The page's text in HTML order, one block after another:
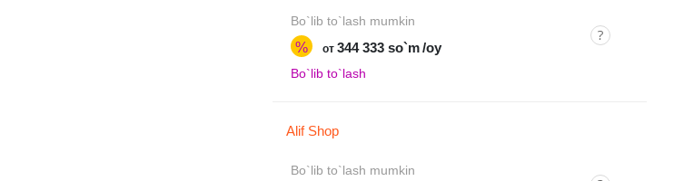
Bo`lib to`lash mumkin
% от 344 333 so`m /oy
Bo`lib to`lash
Alif Shop
Bo`lib to`lash mumkin